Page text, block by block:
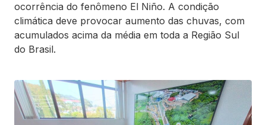
ocorrência do fenômeno El Niño. A condição
climática deve provocar aumento das chuvas, com
acumulados acima da média em toda a Região Sul
do Brasil.